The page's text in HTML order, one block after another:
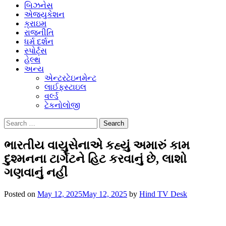
બિઝનેસ
એજ્યુકેશન
ક્રાઇમ
રાજનીતિ
ધર્મ દર્શન
સ્પોર્ટ્સ
હેલ્થ
અન્ય
એન્ટરટેઇનમેન્ટ
લાઈફસ્ટાઇલ
વર્લ્ડ
ટેકનોલોજી
Search
for:
ભારતીય વાયુસેનાએ કહ્યું અમારું કામ
દુશ્મનના ટાર્ગેટને હિટ કરવાનું છે, લાશો
ગણવાનું નહીં
Posted on May 12, 2025May 12, 2025 by Hind TV Desk